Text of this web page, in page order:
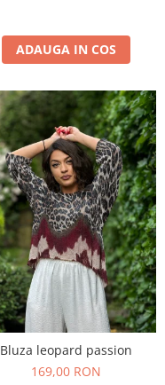
ADAUGA IN COS
Bluza leopard passion
169,00 RON